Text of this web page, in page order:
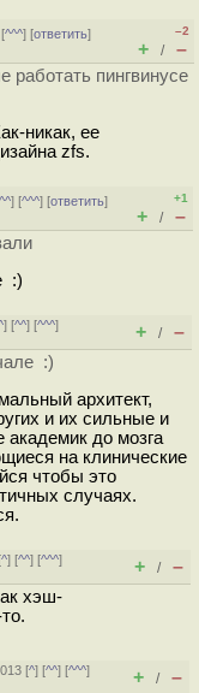
^^^] [ответить]
–2
+ / –
работать пингвинусе
никак, ее
zfs.
^^] [^^^] [ответить]
+1
+ / –
:)
] [^^] [^^^]
+ / –
:)
архитект,
и их сильные и
до мозга
на клинические
чтобы это
случаях.
^] [^^] [^^^]
+ / –
хэш-
[^] [^^] [^^^]
+ / –